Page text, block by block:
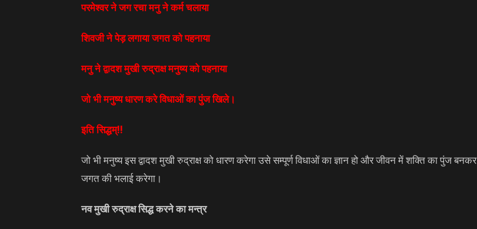
परमेश्वर ने जग रचा मनु ने कर्म चलाया
शिवजी ने पेड़ लगाया जगत को पहनाया
मनु ने द्वादश मुखी रुद्राक्ष मनुष्य को पहनाया
जो भी मनुष्य धारण करे विधाओं का पुंज खिले।
इति सिद्धम्!!
जो भी मनुष्य इस द्वादश मुखी रुद्राक्ष को धारण करेगा उसे सम्पूर्ण विधाओं का ज्ञान हो और जीवन में शक्ति का पुंज बनकर
जगत की भलाई करेगा।
नव मुखी रुद्राक्ष सिद्ध करने का मन्त्र